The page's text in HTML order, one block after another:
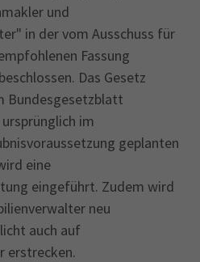
und
in der vom Ausschuss für
Fassung
Das Gesetz
Bundesgesetzblatt
im
geplanten
eine
eingeführt. Zudem wird
neu
auch auf
erstrecken.